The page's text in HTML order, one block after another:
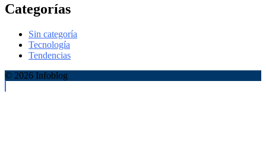
Categorías
Sin categoría
Tecnología
Tendencias
© 2026 Infoblog